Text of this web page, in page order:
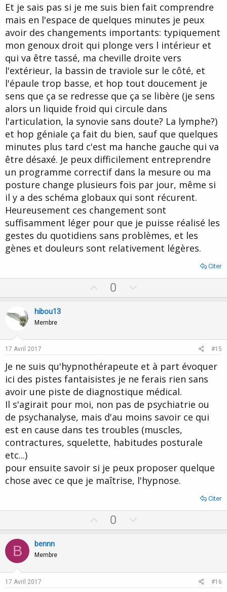
Et je sais pas si je me suis bien fait comprendre
mais en l'espace de quelques minutes je peux
avoir des changements importants: typiquement
mon genoux droit qui plonge vers l intérieur et
qui va être tassé, ma cheville droite vers
l'extérieur, la bassin de traviole sur le côté, et
l'épaule trop basse, et hop tout doucement je
sens que ça se redresse que ça se libère (je sens
alors un liquide froid qui circule dans
l'articulation, la synovie sans doute? La lymphe?)
et hop géniale ça fait du bien, sauf que quelques
minutes plus tard c'est ma hanche gauche qui va
être désaxé. Je peux difficilement entreprendre
un programme correctif dans la mesure ou ma
posture change plusieurs fois par jour, même si
il y a des schéma globaux qui sont récurent.
Heureusement ces changement sont
suffisamment léger pour que je puisse réalisé les
gestes du quotidiens sans problèmes, et les
gènes et douleurs sont relativement légères.
Citer
p
t
0
o
v
e
hibou13
Membre
17 Avril 2017 #15
Je ne suis qu'hypnothérapeute et à part évoquer
ici des pistes fantaisistes je ne ferais rien sans
avoir une piste de diagnostique médical.
Il s'agirait pour moi, non pas de psychiatrie ou
de psychanalyse, mais d'au moins savoir ce qui
est en cause dans tes troubles (muscles,
contractures, squelette, habitudes posturale
etc...)
pour ensuite savoir si je peux proposer quelque
chose avec ce que je maîtrise, l'hypnose.
Citer
p
0
o
B bennn
Membre
17 Avril 2017 #16